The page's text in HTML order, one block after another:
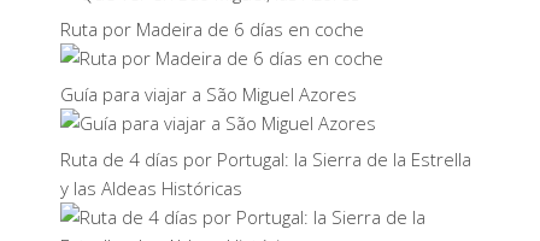
Ruta por Madeira de 6 días en coche
Guía para viajar a São Miguel Azores
Ruta de 4 días por Portugal: la Sierra de la Estrella
y las Aldeas Históricas